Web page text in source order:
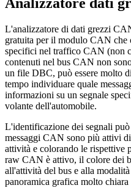
Analizzatore dati
L'analizzatore di dati grezzi
gratuita per il modulo CAN che
specifici nel traffico CAN (non
contenuti nel bus CAN non
un file DBC, può essere molto
tempo individuare quale
informazioni su un segnale
volante dell'automobile.
L'identificazione dei segnali
messaggi CAN sono più attivi
attività e colorando le rispettive
raw CAN è attivo, il colore dei
all'attività del bus e alla
panoramica grafica molto